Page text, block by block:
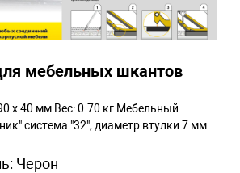
мебельных шкантов
x 40 мм Вес: 0.70 кг Мебельный
система "32", диаметр втулки 7 мм
Черон